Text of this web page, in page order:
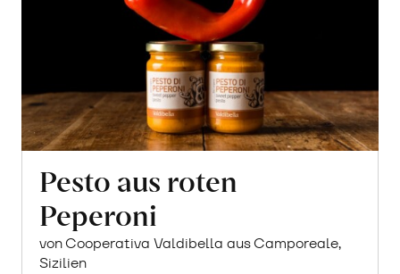
Pesto aus roten
Peperoni
von Cooperativa Valdibella aus Camporeale,
Sizilien